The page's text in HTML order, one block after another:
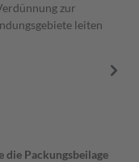
zur
leiten
die Packungsbeilage